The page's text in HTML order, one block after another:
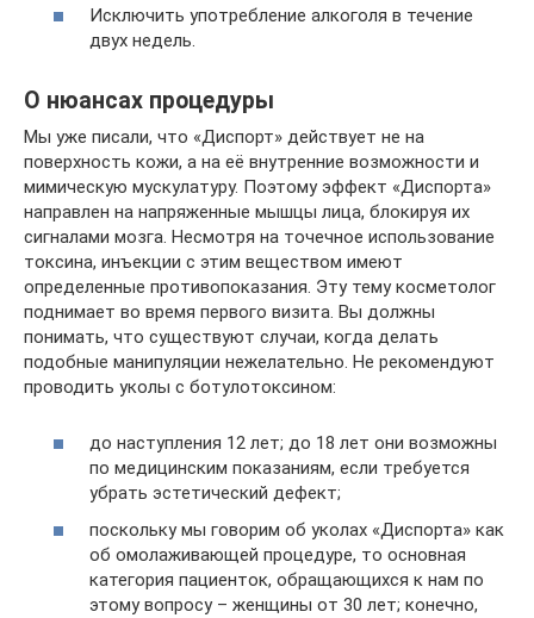
Исключить употребление алкоголя в течение
двух недель.
О нюансах процедуры
Мы уже писали, что «Диспорт» действует не на
поверхность кожи, а на её внутренние возможности и
мимическую мускулатуру. Поэтому эффект «Диспорта»
направлен на напряженные мышцы лица, блокируя их
сигналами мозга. Несмотря на точечное использование
токсина, инъекции с этим веществом имеют
определенные противопоказания. Эту тему косметолог
поднимает во время первого визита. Вы должны
понимать, что существуют случаи, когда делать
подобные манипуляции нежелательно. Не рекомендуют
проводить уколы с ботулотоксином:
до наступления 12 лет; до 18 лет они возможны
по медицинским показаниям, если требуется
убрать эстетический дефект;
поскольку мы говорим об уколах «Диспорта» как
об омолаживающей процедуре, то основная
категория пациенток, обращающихся к нам по
этому вопросу – женщины от 30 лет; конечно,